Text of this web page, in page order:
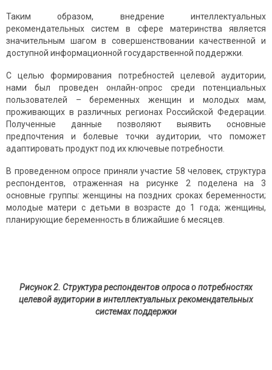
Таким образом, внедрение интеллектуальных
рекомендательных систем в сфере материнства является
значительным шагом в совершенствовании качественной и
доступной информационной государственной поддержки.
С целью формирования потребностей целевой аудитории,
нами был проведен онлайн-опрос среди потенциальных
пользователей – беременных женщин и молодых мам,
проживающих в различных регионах Российской Федерации.
Полученные данные позволяют выявить основные
предпочтения и болевые точки аудитории, что поможет
адаптировать продукт под их ключевые потребности.
В проведенном опросе приняли участие 58 человек, структура
респондентов, отраженная на рисунке 2 поделена на 3
основные группы: женщины на поздних сроках беременности;
молодые матери с детьми в возрасте до 1 года; женщины,
планирующие беременность в ближайшие 6 месяцев.
Рисунок 2. Структура респондентов опроса о потребностях
целевой аудитории в интеллектуальных рекомендательных
системах поддержки